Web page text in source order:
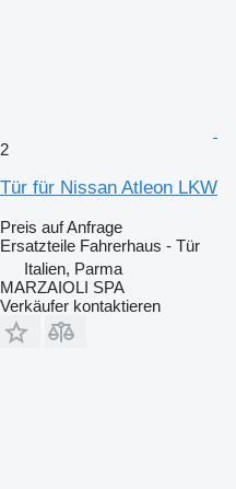
2
Tür für Nissan Atleon LKW
Preis auf Anfrage
Ersatzteile Fahrerhaus - Tür
Italien, Parma
MARZAIOLI SPA
Verkäufer kontaktieren